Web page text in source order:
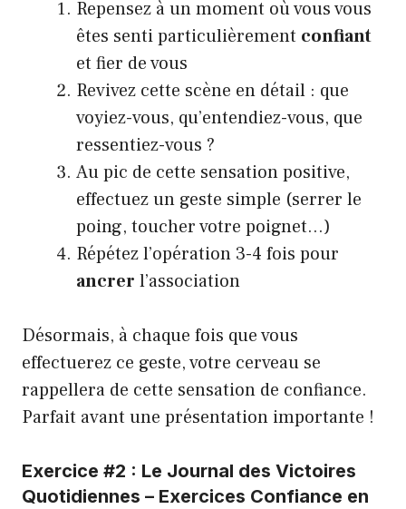
Repensez à un moment où vous vous
êtes senti particulièrement confiant
et fier de vous
Revivez cette scène en détail : que
voyiez-vous, qu’entendiez-vous, que
ressentiez-vous ?
Au pic de cette sensation positive,
effectuez un geste simple (serrer le
poing, toucher votre poignet…)
Répétez l’opération 3-4 fois pour
ancrer l’association
Désormais, à chaque fois que vous
effectuerez ce geste, votre cerveau se
rappellera de cette sensation de confiance.
Parfait avant une présentation importante !
Exercice #2 : Le Journal des Victoires
Quotidiennes – Exercices Confiance en